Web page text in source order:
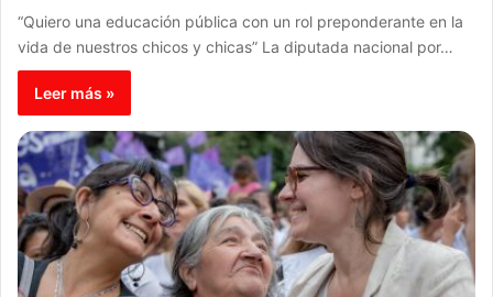
“Quiero una educación pública con un rol preponderante en la
vida de nuestros chicos y chicas” La diputada nacional por…
Leer más »